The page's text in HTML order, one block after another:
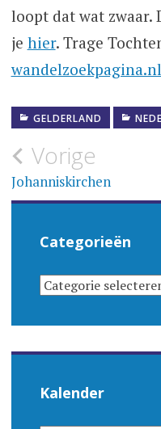
loopt dat wat zwaar.
je hier. Trage
wandelzoekpagina.nl
GELDERLAND
Bericht
navigatie
Vorige
Johanniskirchen
Categorieën
CATEGORIEËN
Kalender